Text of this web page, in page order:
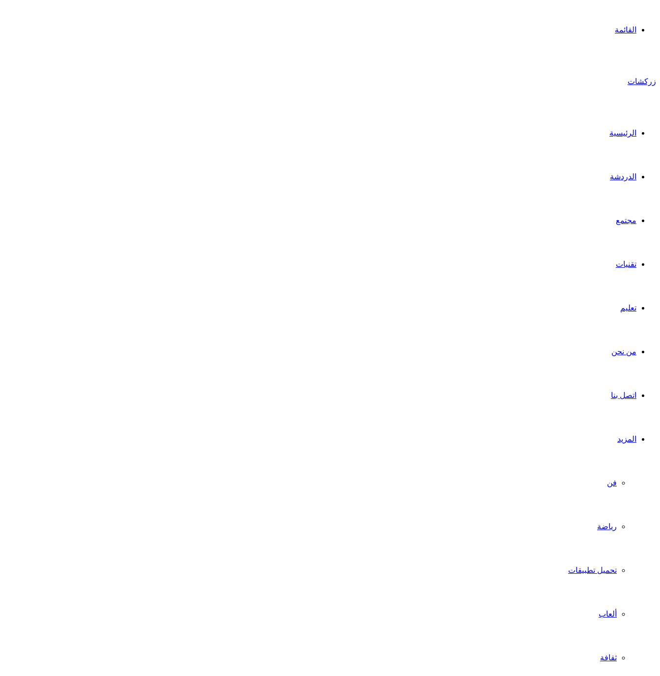
القائمة
زركشات
الرئيسية
الدردشة
مجتمع
تقنيات
تعليم
من نحن
اتصل بنا
المزيد
فن
رياضة
تحميل تطبيقات
ألعاب
ثقافة